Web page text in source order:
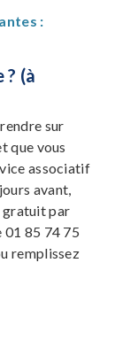
:
? (à
sur
que vous
associatif
avant,
gratuit par
01 85 74 75
remplissez